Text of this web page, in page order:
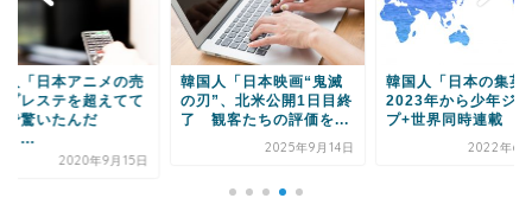
人「日本アニメの売
プレステを超えてて
で驚いたんだ
・...
2020年9月15日
韓国人「日本映画“鬼滅
の刃”、北米公開1日目終
了 観客たちの評価を...
2025年9月14日
韓国人「日本の集英
2023年から少年ジ
プ+世界同時連載
2022年6